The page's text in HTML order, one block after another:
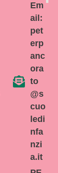
Em
ail:
pet
erp
anc
ora
to
@s
cuo
ledi
nfa
nzi
a.it